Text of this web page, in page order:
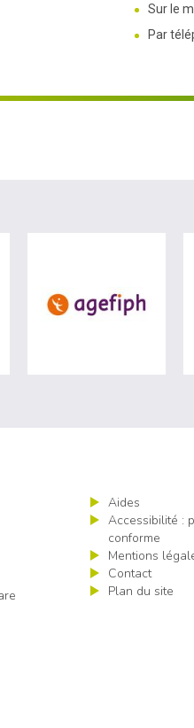
Sur le
Par
visiter les site de Ministère duvisiter
Aides
Accessibilité :
conforme
Mentions
Contact
Plan du site